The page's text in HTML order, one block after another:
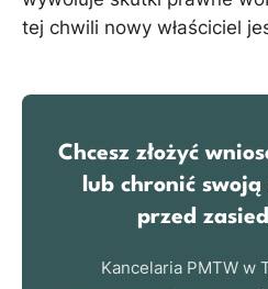
tej chwili nowy właściciel
Chcesz złożyć
lub chronić swoją
przed
Kancelaria PMTW w